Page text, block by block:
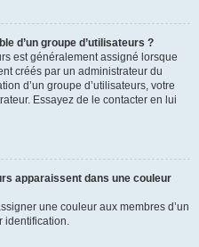
d’un groupe d’utilisateurs ?
est généralement assigné lorsque
créés par un administrateur du
d’un groupe d’utilisateurs, votre
Essayez de le contacter en lui
apparaissent dans une couleur
une couleur aux membres d’un
identification.